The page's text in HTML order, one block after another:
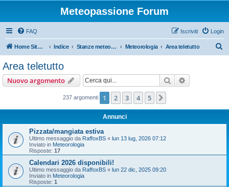
Meteopassione Forum
FAQ Login
Iscriviti
Home Sito Meteopassione Indice Stanze meteorologiche Meteorologia Area teletutto
Area teletutto
Nuovo argomento Cerca
237 argomenti 1 2 3 4 5
Annunci
Pizzata/mangiata estiva
Ultimo messaggio da RaffoxBS « lun 13 lug, 2026 07:12
Inviato in Meteorologia
Risposte: 17
Calendari 2026 disponibili!
Ultimo messaggio da RaffoxBS « lun 22 dic, 2025 09:20
Inviato in Meteorologia
Risposte: 1